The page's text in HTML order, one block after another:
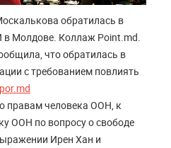
обратилась в
Молдове. Коллаж Point.md.
что обратилась в
с требованием повлиять
правам человека ООН, к
ООН по вопросу о свободе
Ирен Хан и